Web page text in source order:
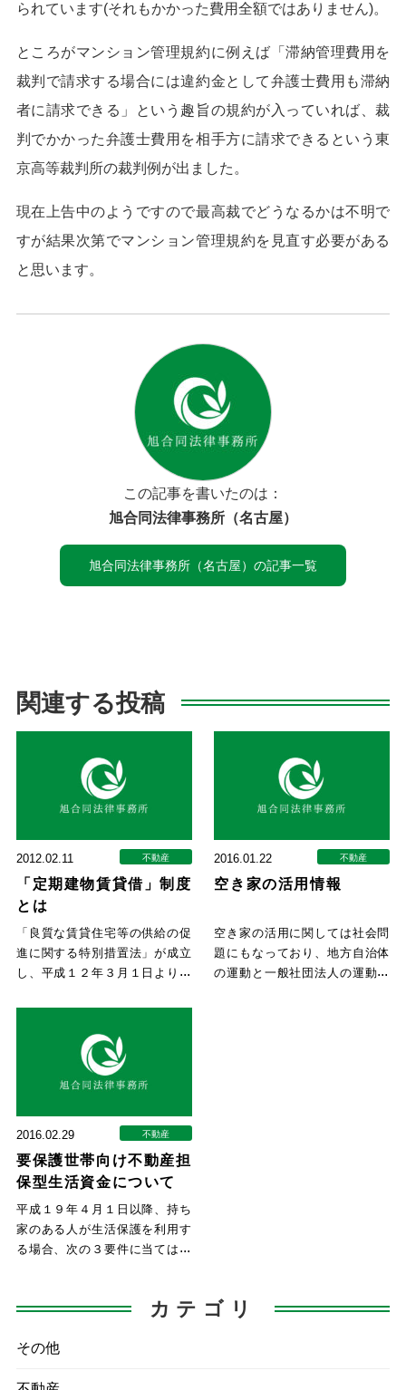
られています(それもかかった費用全額ではありません)。
ところがマンション管理規約に例えば「滞納管理費用を
裁判で請求する場合には違約金として弁護士費用も滞納
者に請求できる」という趣旨の規約が入っていれば、裁
判でかかった弁護士費用を相手方に請求できるという東
京高等裁判所の裁判例が出ました。
現在上告中のようですので最高裁でどうなるかは不明で
すが結果次第でマンション管理規約を見直す必要がある
と思います。
この記事を書いたのは：
旭合同法律事務所（名古屋）
旭合同法律事務所（名古屋）の記事一覧
関連する投稿
2012.02.11 不動産
「定期建物賃貸借」制度
とは
「良質な賃貸住宅等の供給の促
進に関する特別措置法」が成立
し、平成１２年３月１日より、
2016.01.22 不動産
空き家の活用情報
空き家の活用に関しては社会問
題にもなっており、地方自治体
の運動と一般社団法人の運動な
2016.02.29 不動産
要保護世帯向け不動産担
保型生活資金について
平成１９年４月１日以降、持ち
家のある人が生活保護を利用す
る場合、次の３要件に当てはま
カテゴリ
その他